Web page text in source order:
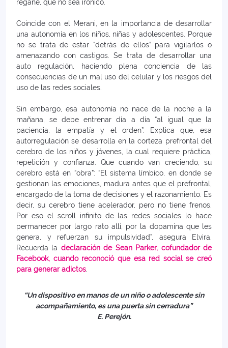
regañe, que no sea irónico.
Coincide con el Merani, en la importancia de desarrollar
una autonomía en los niños, niñas y adolescentes. Porque
no se trata de estar “detrás de ellos” para vigilarlos o
amenazando con castigos. Se trata de desarrollar una
auto regulación, haciendo plena conciencia de las
consecuencias de un mal uso del celular y los riesgos del
uso de las redes sociales.
Sin embargo, esa autonomía no nace de la noche a la
mañana, se debe entrenar día a día “al igual que la
paciencia, la empatía y el orden”. Explica que, esa
autorregulación se desarrolla en la corteza prefrontal del
cerebro de los niños y jóvenes, la cual requiere práctica,
repetición y confianza. Que cuando van creciendo, su
cerebro está en “obra”: “El sistema límbico, en donde se
gestionan las emociones, madura antes que el prefrontal,
encargado de la toma de decisiones y el razonamiento. Es
decir, su cerebro tiene acelerador, pero no tiene frenos.
Por eso el scroll infinito de las redes sociales lo hace
permanecer por largo rato allí, por la dopamina que les
genera, y refuerzan su impulsividad”, asegura Elvira.
Recuerda la declaración de Sean Parker, cofundador de
Facebook, cuando reconoció que esa red social se creó
para generar adictos
“Un dispositivo en manos de un niño o adolescente sin
acompañamiento, es una puerta sin cerradura”
E. Perejón.